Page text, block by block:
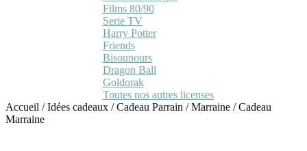
Films 80/90
Serie TV
Harry Potter
Friends
Bisounours
Dragon Ball
Goldorak
Toutes nos autres licenses
Accueil /Idées cadeaux /Cadeau Parrain / Marraine /Cadeau
Marraine